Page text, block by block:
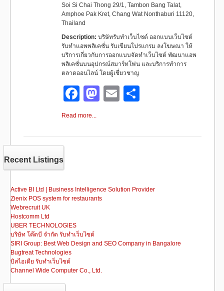
Soi Si Chai Thong 29/1, Tambon Bang Talat,
Amphoe Pak Kret, Chang Wat Nonthaburi 11120,
Thailand
Description: บริษัทรับทำเว็บไซต์ ออกแบบเว็บไซต์
รับทำแอพพลิเคชั่น รับเขียนโปรแกรม ลงโฆษณา ให้
บริการเกี่ยวกับการออกแบบจัดทำเว็บไซต์ พัฒนาแอพ
พลิเคชั่นบนอุปกรณ์สมาร์ทโฟน และบริการทำการ
ตลาดออนไลน์ โดยผู้เชี่ยวชาญ
F
a
e
o
k
M
o
n
E
e
Read more...
Recent Listings
Active BI Ltd | Business Intelligence Solution Provider
Zienix POS system for restaurants
Webrecruit UK
Hostcomm Ltd
UBER TECHNOLOGIES
บริษัท โค๊ดบี จำกัด รับทำเว็บไซต์
SIRI Group: Best Web Design and SEO Company in Bangalore
Bugtreat Technologies
บิสไอเดีย รับทําเว็บไซต์
Channel Wide Computer Co., Ltd.